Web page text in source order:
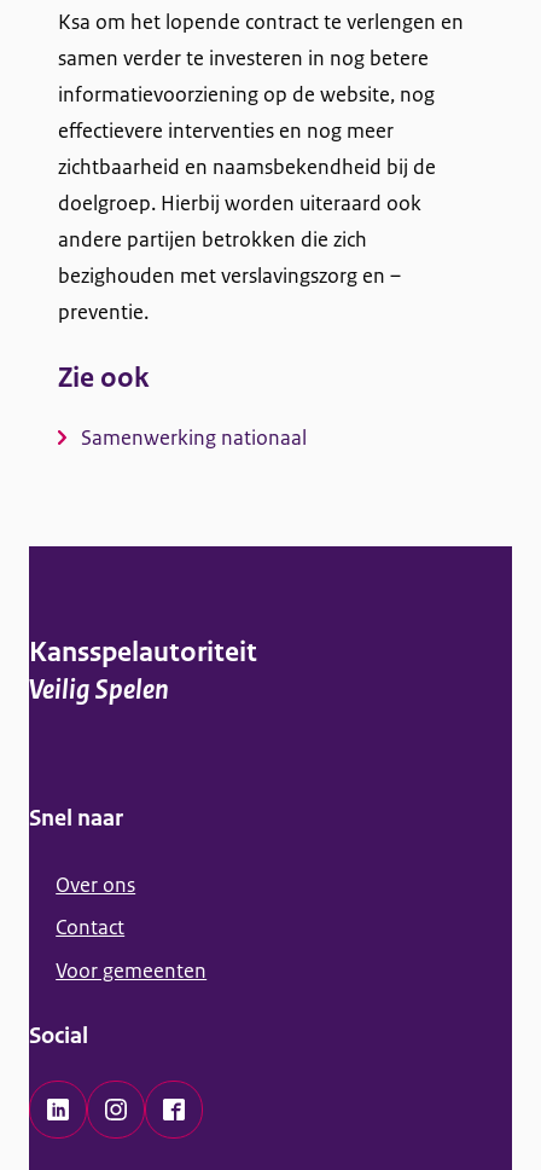
Ksa om het lopende contract te verlengen en
samen verder te investeren in nog betere
informatievoorziening op de website, nog
effectievere interventies en nog meer
zichtbaarheid en naamsbekendheid bij de
doelgroep. Hierbij worden uiteraard ook
andere partijen betrokken die zich
bezighouden met verslavingszorg en –
preventie.
Zie ook
Samenwerking nationaal
g
e
e
m
a
t
Kansspelautoriteit
Veilig Spelen
Snel naar
Over ons
Contact
Voor gemeenten
Social
L
I
F